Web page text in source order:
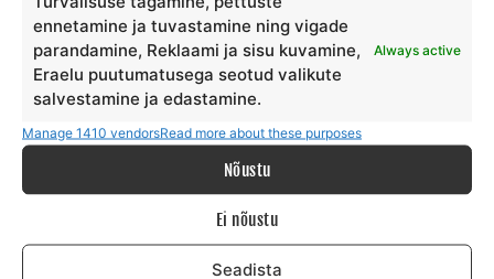
ennetamine ja tuvastamine ning vigade
parandamine, Reklaami ja sisu kuvamine,
Eraelu puutumatusega seotud valikute
salvestamine ja edastamine.
Always active
Manage 1410 vendorsRead more about these purposes
Nõustu
Ei nõustu
Seadista
MEIST
Meie lugu
Teenus
Galerii